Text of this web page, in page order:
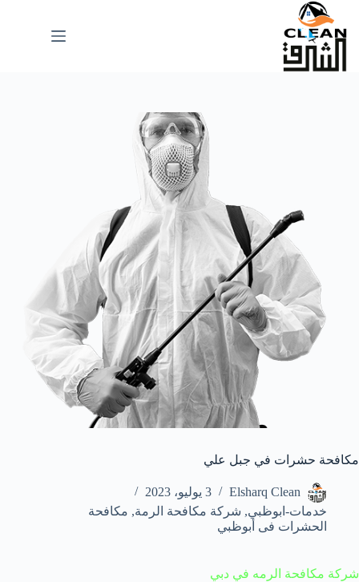
التجاوز
المحتوى
مكافحة حشرات في جبل علي
Elsharq Clean
3 يوليو، 2023
خدمات-ابوظبي, شركة مكافحة الرمة, مكافحة
الحشرات فى أبوظبي
شركة مكافحة الرمه في دبي